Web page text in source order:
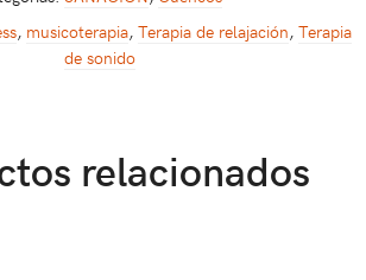
, musicoterapia, Terapia de relajación, Terapia
de sonido
relacionados